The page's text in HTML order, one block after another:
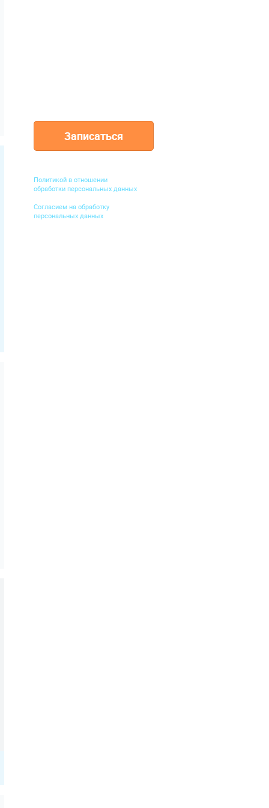
Записаться
Политикой в отношении
обработки персональных данных
Согласием на обработку
персональных данных